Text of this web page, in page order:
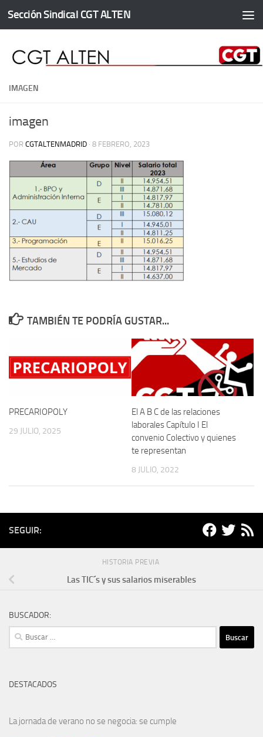
Saltar al contenido
Sección Sindical CGT ALTEN
IMAGEN
imagen
POR CGTALTENMADRID · 8 FEBRERO, 2023
TAMBIÉN TE PODRÍA GUSTAR...
PRECARIOPOLY
29 JULIO, 2025
El A B C de las relaciones
laborales Capítulo I El
convenio Colectivo y quienes
te representan
8 JULIO, 2022
SEGUIR:
HISTORIA PREVIA
Las TIC´s y sus salarios miserables
BUSCADOR:
Buscar:
DESTACADOS
La jornada de verano no se negocia: se cumple